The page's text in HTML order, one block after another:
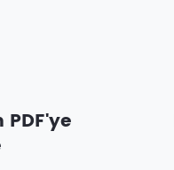
PDF'ye